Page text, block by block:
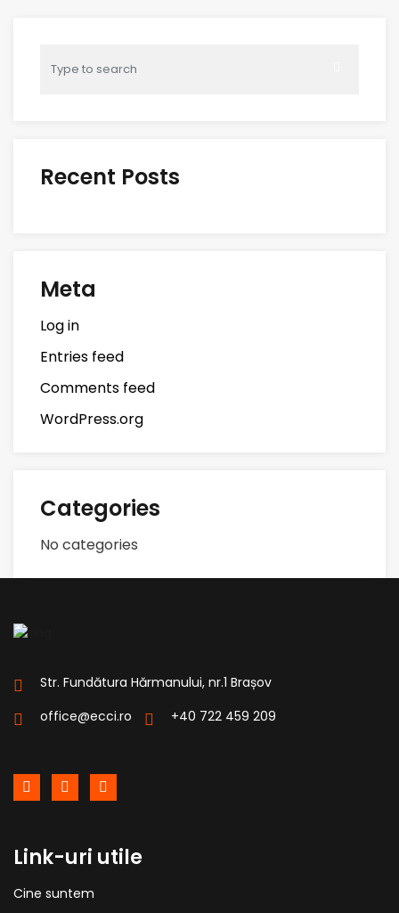
Recent Posts
Meta
Log in
Entries feed
Comments feed
WordPress.org
Categories
No categories
Str. Fundătura Hărmanului, nr.1 Brașov
office@ecci.ro
+40 722 459 209
Link-uri utile
Cine suntem